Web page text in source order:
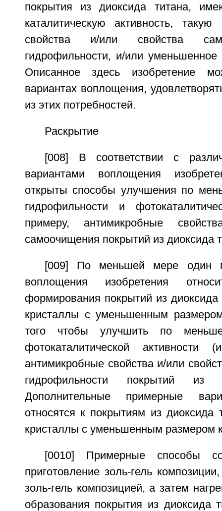
покрытия из диоксида титана,
каталитическую активность,
свойства и/или свойства
гидрофильности, и/или
Описанное здесь изобретение
вариантах воплощения,
из этих потребностей.
Раскрытие
[008] В соответствии с
вариантами воплощения
открыты способы улучшения по
гидрофильности и
примеру, антимикробные
самоочищения покрытий из диоксида
[009] По меньшей мере один
воплощения изобретения
формирования покрытий из
кристаллы с уменьшенным
того чтобы улучшить по
фотокаталитической
антимикробные свойства и/или
гидрофильности покрытий из
Дополнительные примерные
относятся к покрытиям из
кристаллы с уменьшенным размером
[0010] Примерные способы
приготовление золь-гель
золь-гель композицией, а затем
образования покрытия из диоксида